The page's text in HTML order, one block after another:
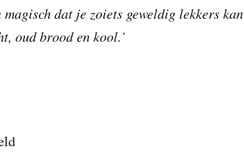
dat je zoiets geweldig lekkers kan
oud brood en kool.’